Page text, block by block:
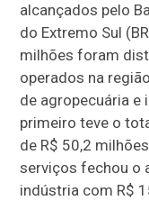
alcançados pelo
do Extremo Sul
milhões foram
operados na
de agropecuária e
primeiro teve o
de R$ 50,2
serviços fechou o
indústria com R$